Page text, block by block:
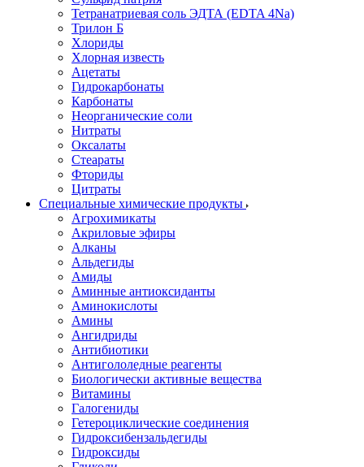
Тетранатриевая соль ЭДТА (EDTA 4Na)
Трилон Б
Хлориды
Хлорная известь
Ацетаты
Гидрокарбонаты
Карбонаты
Неорганические соли
Нитраты
Оксалаты
Стеараты
Фториды
Цитраты
Специальные химические продукты
Агрохимикаты
Акриловые эфиры
Алканы
Альдегиды
Амиды
Аминные антиоксиданты
Аминокислоты
Амины
Ангидриды
Антибиотики
Антигололедные реагенты
Биологически активные вещества
Витамины
Галогениды
Гетероциклические соединения
Гидроксибензальдегиды
Гидроксиды